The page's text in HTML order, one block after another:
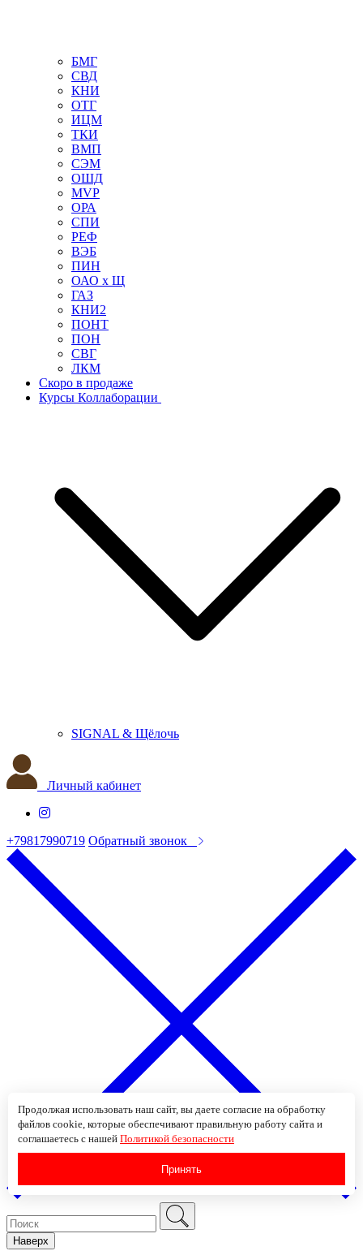
Продолжая использовать наш сайт, вы даете согласие на обработку
файлов cookie, которые обеспечивают правильную работу сайта и
соглашаетесь с нашей Политикой безопасности
Принять
БМГ
СВД
КНИ
ОТГ
ИЦМ
ТКИ
ВМП
СЭМ
ОШД
MVP
ОРА
СПИ
РЕФ
ВЭБ
ПИН
ОАО х Щ
ГАЗ
КНИ2
ПОНТ
ПОН
СВГ
ЛКМ
Скоро в продаже
Курсы Коллаборации
SIGNAL & Щёлочь
Личный кабинет
+79817990719 Обратный звонок
Наверх